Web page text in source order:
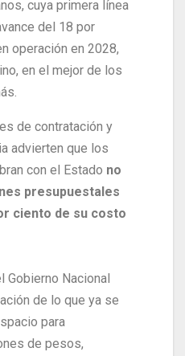
cuya primera línea
del 18 por
operación en 2028,
en el mejor de los
de contratación y
advierten que los
con el Estado no
presupuestales
ciento de su costo
Gobierno Nacional
de lo que ya se
para
de pesos,